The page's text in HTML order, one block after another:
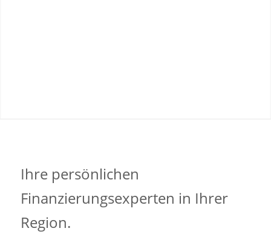
Ihre persönlichen
Finanzierungsexperten in Ihrer
Region.